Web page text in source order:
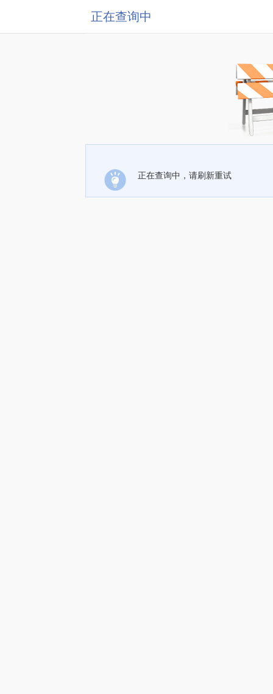
正在查询中
正在查询中，请刷新重试